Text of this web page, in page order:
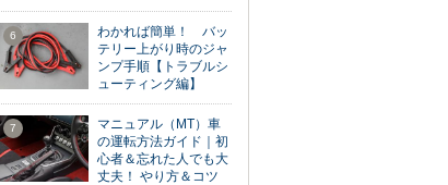
6
わかれば簡単！ バッ
テリー上がり時のジャ
ンプ手順【トラブルシ
ューティング編】
7
マニュアル（MT）車
の運転方法ガイド｜初
心者＆忘れた人でも大
丈夫！ やり方＆コツ